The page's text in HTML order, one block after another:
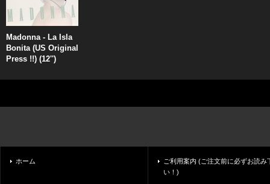
Madonna - La Isla
Bonita (US Original
Press !!) (12'')
ホーム
ご利用案内 (ご注文前に必ずお読み
い！)